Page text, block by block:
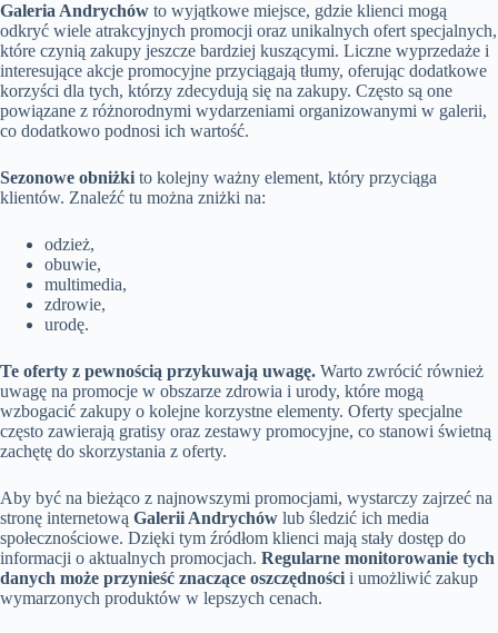
Galeria Andrychów to wyjątkowe miejsce, gdzie klienci mogą
odkryć wiele atrakcyjnych promocji oraz unikalnych ofert specjalnych,
które czynią zakupy jeszcze bardziej kuszącymi. Liczne wyprzedaże i
interesujące akcje promocyjne przyciągają tłumy, oferując dodatkowe
korzyści dla tych, którzy zdecydują się na zakupy. Często są one
powiązane z różnorodnymi wydarzeniami organizowanymi w galerii,
co dodatkowo podnosi ich wartość.
Sezonowe obniżki to kolejny ważny element, który przyciąga
klientów. Znaleźć tu można zniżki na:
odzież,
obuwie,
multimedia,
zdrowie,
urodę.
Te oferty z pewnością przykuwają uwagę. Warto zwrócić również
uwagę na promocje w obszarze zdrowia i urody, które mogą
wzbogacić zakupy o kolejne korzystne elementy. Oferty specjalne
często zawierają gratisy oraz zestawy promocyjne, co stanowi świetną
zachętę do skorzystania z oferty.
Aby być na bieżąco z najnowszymi promocjami, wystarczy zajrzeć na
stronę internetową Galerii Andrychów lub śledzić ich media
społecznościowe. Dzięki tym źródłom klienci mają stały dostęp do
informacji o aktualnych promocjach. Regularne monitorowanie tych
danych może przynieść znaczące oszczędności i umożliwić zakup
wymarzonych produktów w lepszych cenach.